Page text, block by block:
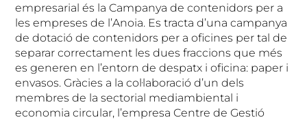
empresarial és la Campanya de contenidors per a
les empreses de l’Anoia. Es tracta d’una campanya
de dotació de contenidors per a oficines per tal de
separar correctament les dues fraccions que més
es generen en l’entorn de despatx i oficina: paper i
envasos. Gràcies a la col·laboració d’un dels
membres de la sectorial mediambiental i
economia circular, l’empresa Centre de Gestió